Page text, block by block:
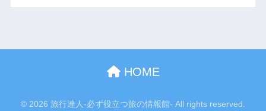
HOME
© 2026 旅行達人-必ず役立つ旅の情報館- All rights reserved.